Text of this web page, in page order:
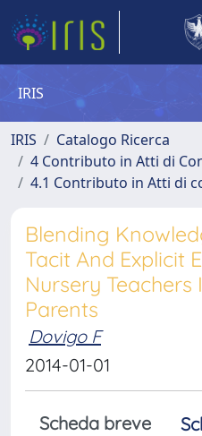
IRIS
IRIS
Catalogo Ricerca
4 Contributo in Atti di
4.1 Contributo in Atti di
Blending
Tacit And Explicit
Nursery
Parents
Dovigo F
2014-01-01
Scheda breve